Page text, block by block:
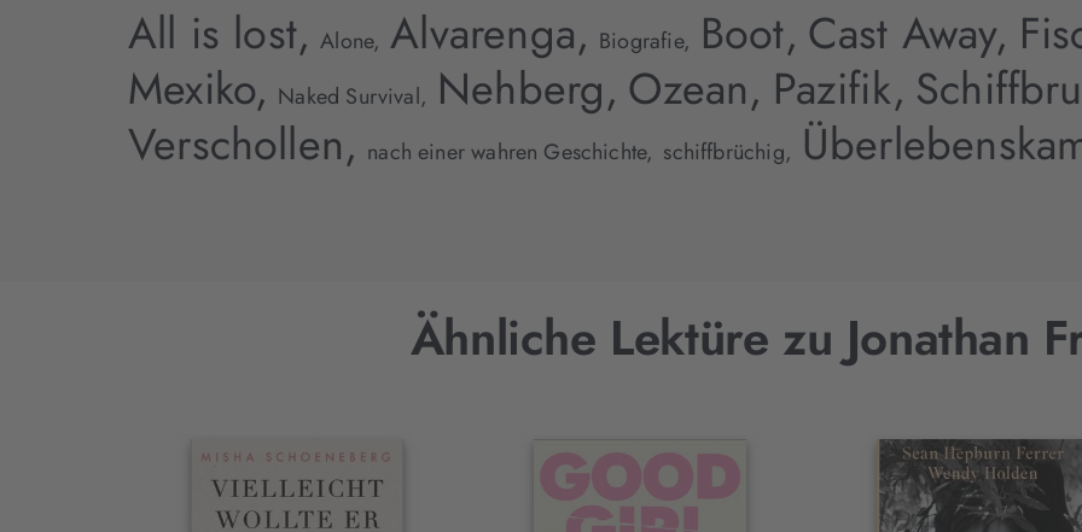
All is lost, Alone, Alvarenga, Biografie, Boot, Cast Away,
Mexiko, Naked Survival, Nehberg, Ozean, Pazifik,
Verschollen, nach einer wahren Geschichte, schiffbrüchig,
Ähnliche Lektüre zu Jonathan
Interaktives